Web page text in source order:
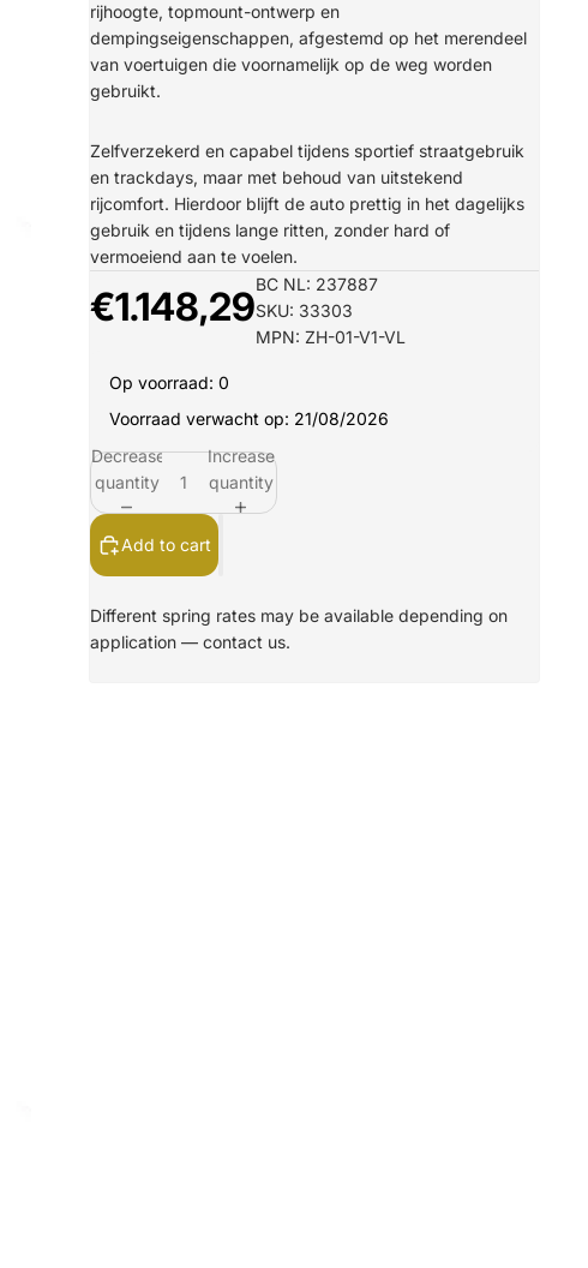
rijhoogte, topmount-ontwerp en
dempingseigenschappen, afgestemd op het merendeel
van voertuigen die voornamelijk op de weg worden
gebruikt.
Zelfverzekerd en capabel tijdens sportief straatgebruik
en trackdays, maar met behoud van uitstekend
rijcomfort. Hierdoor blijft de auto prettig in het dagelijks
gebruik en tijdens lange ritten, zonder hard of
vermoeiend aan te voelen.
€1.148,29BC NL: 237887
SKU: 33303
MPN: ZH-01-V1-VL
Op voorraad: 0
Voorraad verwacht op: 21/08/2026
Decrease
quantity
Increase
quantity
Add to cart
Different spring rates may be available depending on
application — contact us.